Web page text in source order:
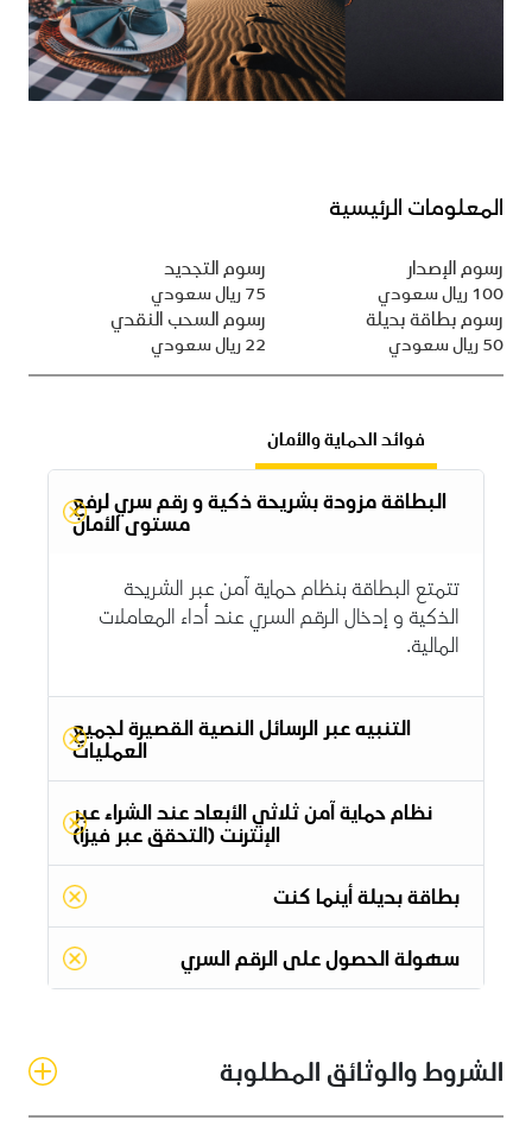
المعلومات الرئيسية
رسوم الإصدار
100 ريال سعودي
رسوم التجديد
75 ريال سعودي
رسوم بطاقة بديلة
50 ريال سعودي
رسوم السحب النقدي
22 ريال سعودي
فوائد الحماية والأمان
البطاقة مزودة بشريحة ذكية و رقم سري لرفع
مستوى الأمان
تتمتع البطاقة بنظام حماية آمن عبر الشريحة
الذكية و إدخال الرقم السري عند أداء المعاملات
المالية.
التنبيه عبر الرسائل النصية القصيرة لجميع
العمليات
نظام حماية آمن ثلاثي الأبعاد عند الشراء عبر
الإنترنت (التحقق عبر فيزا)
بطاقة بديلة أينما كنت
سهولة الحصول على الرقم السري
الشروط والوثائق المطلوبة